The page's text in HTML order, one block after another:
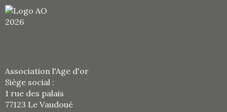
Association l'Age d'or
Siège social :
1 rue des palais
77123 Le Vaudoué